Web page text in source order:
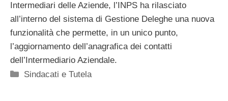
Intermediari delle Aziende, l’INPS ha rilasciato
all’interno del sistema di Gestione Deleghe una nuova
funzionalità che permette, in un unico punto,
l’aggiornamento dell’anagrafica dei contatti
dell’Intermediario Aziendale.
Categorie
Sindacati e Tutela